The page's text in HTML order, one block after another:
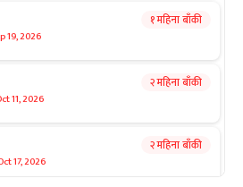
19, 2026
१ महिना बाँकी
11, 2026
२ महिना बाँकी
17, 2026
२ महिना बाँकी